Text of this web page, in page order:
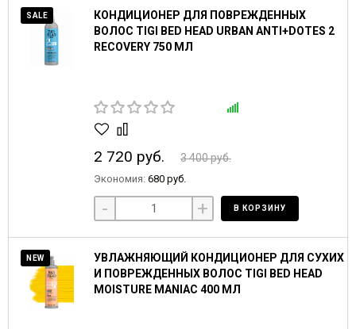
SALE
КОНДИЦИОНЕР ДЛЯ ПОВРЕЖДЕННЫХ
ВОЛОС TIGI BED HEAD URBAN ANTI+DOTES 2
RECOVERY 750 МЛ
2 720 руб. 3 400 руб.
Экономия: 680 руб.
- + В КОРЗИНУ
NEW
УВЛАЖНЯЮЩИЙ КОНДИЦИОНЕР ДЛЯ СУХИХ
И ПОВРЕЖДЕННЫХ ВОЛОС TIGI BED HEAD
MOISTURE MANIAC 400 МЛ